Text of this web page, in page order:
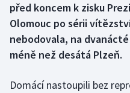
Futsal
před koncem k zisku
Olomouc po sérii
nebodovala, na
méně než desátá Plzeň.
Domácí nastoupili bez